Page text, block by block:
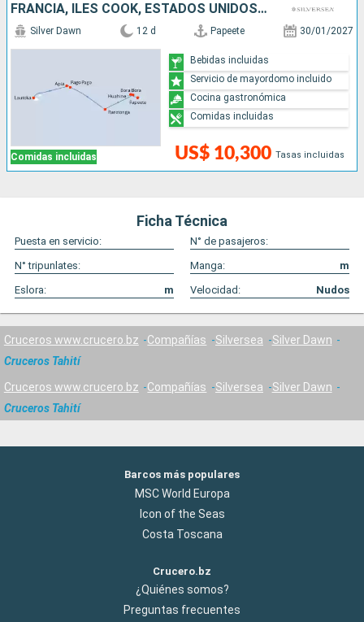
FRANCIA, ILES COOK, ESTADOS UNIDOS, SAMOA, FIDJI (ISLAS)
Comidas incluidas
Silver Dawn 12 d Papeete 30/01/2027
US$ 10,300 Tasas incluidas
Bebidas incluidas
Servicio de mayordomo incluido
Cocina gastronómica
Comidas incluidas
Ficha Técnica
Puesta en servicio:
N° de pasajeros:
N° tripunlates:
Manga:
m
Eslora:
m Velocidad: Nudos
Cruceros www.crucero.bz Compañías Silversea
Silver Dawn
Cruceros Tahití
Cruceros www.crucero.bz Compañías Silversea
Silver Dawn
Cruceros Tahití
Barcos más populares
MSC World Europa
Icon of the Seas
Costa Toscana
Crucero.bz
¿Quiénes somos?
Preguntas frecuentes